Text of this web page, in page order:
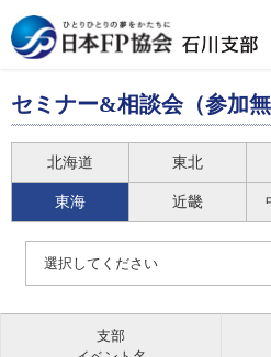
セミナー&相談会（参加無
北海道 東北
東海 近畿
選択してください
支部